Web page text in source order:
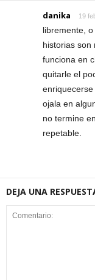
danika 19
libremente,
historias son
funciona en
quitarle el
ojala en
no termine
repetable.
DEJA UNA